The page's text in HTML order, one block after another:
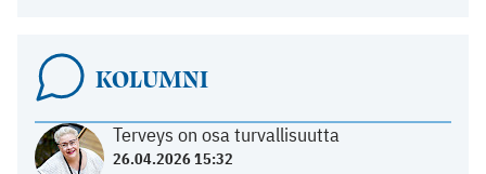
KOLUMNI
Terveys on osa turvallisuutta
26.04.2026 15:32